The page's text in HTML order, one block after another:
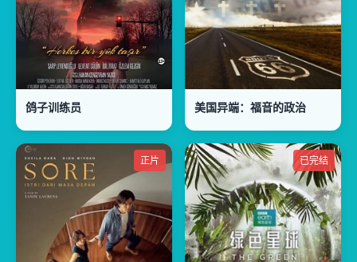
鸽子训练员 美国异端：福音的政治
正片 已完结